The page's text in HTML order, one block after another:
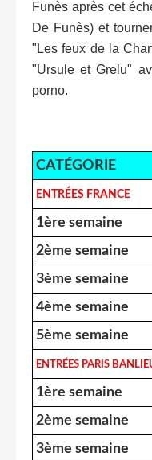
Funès après cet
De Funès) et
"Les feux de la
"Ursule et Grelu"
porno.
CATÉGORIE
ENTRÉES FRANCE
1ère semaine
2ème semaine
3ème semaine
4ème semaine
5ème semaine
ENTRÉES PARIS
1ère semaine
2ème semaine
3ème semaine